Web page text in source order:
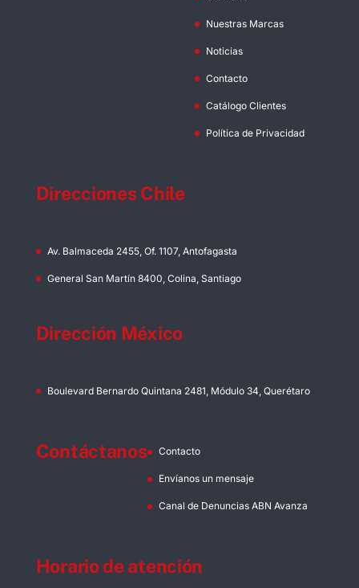
Nuestras Marcas
Noticias
Contacto
Catálogo Clientes
Política de Privacidad
Direcciones Chile
Av. Balmaceda 2455, Of. 1107, Antofagasta
General San Martín 8400, Colina, Santiago
Dirección México
Boulevard Bernardo Quintana 2481, Módulo 34, Querétaro
Contáctanos Contacto
Envíanos un mensaje
Canal de Denuncias ABN Avanza
Horario de atención